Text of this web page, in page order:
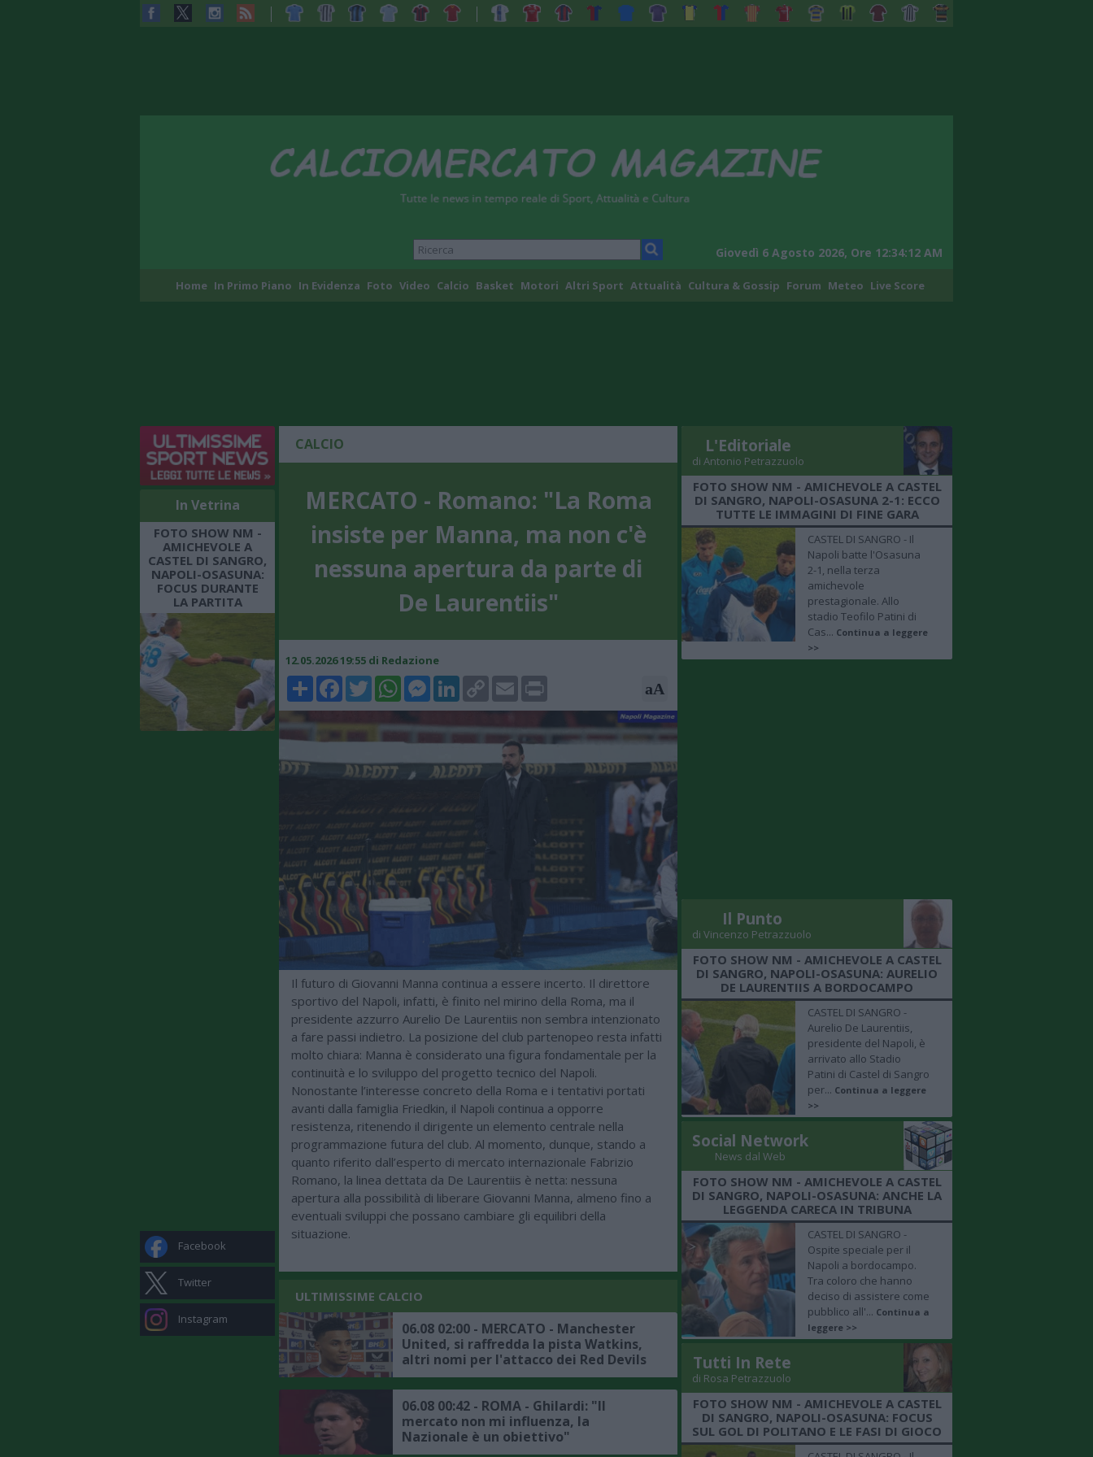
Giovedì 6 Agosto 2026, Ore 12:34:13 AM
Home In Primo Piano In Evidenza Foto Video Calcio Basket Motori Altri Sport Attualità Cultura & Gossip Forum Meteo Live Score
In Vetrina
FOTO SHOW NM -
AMICHEVOLE A
CASTEL DI SANGRO,
NAPOLI-OSASUNA:
FOCUS DURANTE
LA PARTITA
Facebook
Twitter
Instagram
CALCIO
MERCATO - Romano: "La Roma
insiste per Manna, ma non c'è
nessuna apertura da parte di
De Laurentiis"
12.05.2026 19:55 di Redazione
ShareFacebookTwitterWhatsAppMessenger
LinkedIn
Copy
Link
Email Print aA
Il futuro di Giovanni Manna continua a essere incerto. Il direttore
sportivo del Napoli, infatti, è finito nel mirino della Roma, ma il
presidente azzurro Aurelio De Laurentiis non sembra intenzionato
a fare passi indietro. La posizione del club partenopeo resta infatti
molto chiara: Manna è considerato una figura fondamentale per la
continuità e lo sviluppo del progetto tecnico del Napoli.
Nonostante l’interesse concreto della Roma e i tentativi portati
avanti dalla famiglia Friedkin, il Napoli continua a opporre
resistenza, ritenendo il dirigente un elemento centrale nella
programmazione futura del club. Al momento, dunque, stando a
quanto riferito dall’esperto di mercato internazionale Fabrizio
Romano, la linea dettata da De Laurentiis è netta: nessuna
apertura alla possibilità di liberare Giovanni Manna, almeno fino a
eventuali sviluppi che possano cambiare gli equilibri della
situazione.
ULTIMISSIME CALCIO
06.08 02:00 - MERCATO - Manchester
United, si raffredda la pista Watkins,
altri nomi per l'attacco dei Red Devils
06.08 00:42 - ROMA - Ghilardi: "Il
mercato non mi influenza, la
Nazionale è un obiettivo"
L'Editoriale
di Antonio Petrazzuolo
FOTO SHOW NM - AMICHEVOLE A CASTEL
DI SANGRO, NAPOLI-OSASUNA 2-1: ECCO
TUTTE LE IMMAGINI DI FINE GARA
CASTEL DI SANGRO - Il
Napoli batte l'Osasuna
2-1, nella terza
amichevole
prestagionale. Allo
stadio Teofilo Patini di
Cas... Continua a leggere
>>
Il Punto
di Vincenzo Petrazzuolo
FOTO SHOW NM - AMICHEVOLE A CASTEL
DI SANGRO, NAPOLI-OSASUNA: AURELIO
DE LAURENTIIS A BORDOCAMPO
CASTEL DI SANGRO -
Aurelio De Laurentiis,
presidente del Napoli, è
arrivato allo Stadio
Patini di Castel di Sangro
per... Continua a leggere
>>
Social Network
News dal Web
FOTO SHOW NM - AMICHEVOLE A CASTEL
DI SANGRO, NAPOLI-OSASUNA: ANCHE LA
LEGGENDA CARECA IN TRIBUNA
CASTEL DI SANGRO -
Ospite speciale per il
Napoli a bordocampo.
Tra coloro che hanno
deciso di assistere come
pubblico all'... Continua a
leggere >>
Tutti In Rete
di Rosa Petrazzuolo
FOTO SHOW NM - AMICHEVOLE A CASTEL
DI SANGRO, NAPOLI-OSASUNA: FOCUS
SUL GOL DI POLITANO E LE FASI DI GIOCO